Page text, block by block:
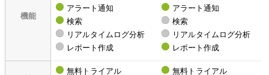
機能
アラート通知
検索
リアルタイムログ分析
レポート作成
アラート通知
検索
リアルタイムログ分析
レポート作成
無料トライアル
無料トライアル